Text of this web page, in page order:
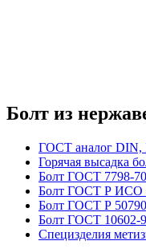
Болт из
ГОСТ аналог DIN,
Горячая высадка
Болт ГОСТ 7798-
Болт ГОСТ Р ИСО
Болт ГОСТ Р
Болт ГОСТ 10602-
Специзделия